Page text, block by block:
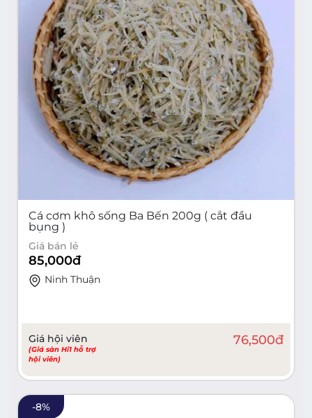
Cá cơm khô sống Ba Bến 200g ( cắt đầu
bụng )
Giá bán lẻ
85,000đ
Ninh Thuận
Giá hội viên
(Giá sàn Hi1 hỗ trợ
hội viên)
76,500đ
-8%